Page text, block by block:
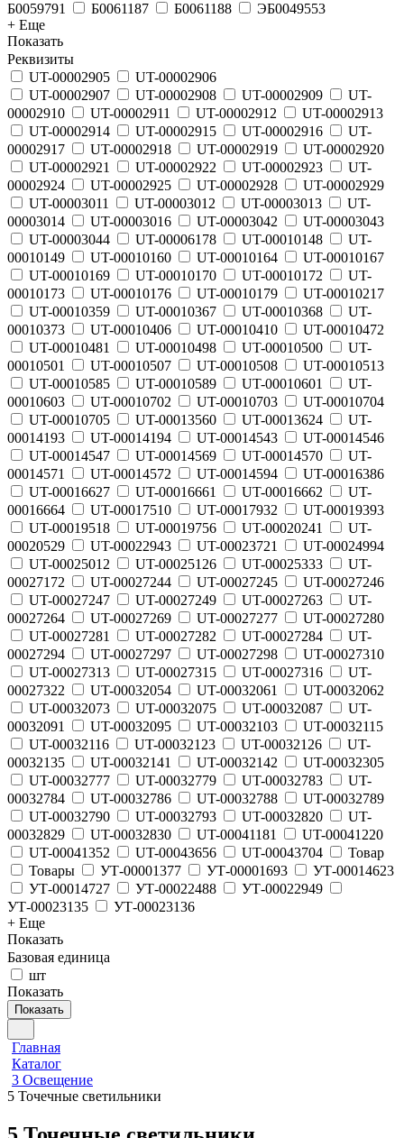
Б0059791
Б0061187 Б0061188
ЭБ0049553
+ Еще
Показать
Реквизиты
UT-00002905
UT-00002906
UT-00002907
UT-00002908 UT-00002909
UT-
00002910
UT-00002911 UT-00002912
UT-00002913
UT-00002914
UT-00002915 UT-00002916
UT-
00002917
UT-00002918 UT-00002919
UT-00002920
UT-00002921
UT-00002922 UT-00002923
UT-
00002924
UT-00002925 UT-00002928
UT-00002929
UT-00003011
UT-00003012 UT-00003013
UT-
00003014
UT-00003016 UT-00003042
UT-00003043
UT-00003044
UT-00006178 UT-00010148
UT-
00010149
UT-00010160 UT-00010164
UT-00010167
UT-00010169
UT-00010170 UT-00010172
UT-
00010173
UT-00010176 UT-00010179
UT-00010217
UT-00010359
UT-00010367 UT-00010368
UT-
00010373
UT-00010406 UT-00010410
UT-00010472
UT-00010481
UT-00010498 UT-00010500
UT-
00010501
UT-00010507 UT-00010508
UT-00010513
UT-00010585
UT-00010589 UT-00010601
UT-
00010603
UT-00010702 UT-00010703
UT-00010704
UT-00010705
UT-00013560 UT-00013624
UT-
00014193
UT-00014194 UT-00014543
UT-00014546
UT-00014547
UT-00014569 UT-00014570
UT-
00014571
UT-00014572 UT-00014594
UT-00016386
UT-00016627
UT-00016661 UT-00016662
UT-
00016664
UT-00017510 UT-00017932
UT-00019393
UT-00019518
UT-00019756 UT-00020241
UT-
00020529
UT-00022943 UT-00023721
UT-00024994
UT-00025012
UT-00025126 UT-00025333
UT-
00027172
UT-00027244 UT-00027245
UT-00027246
UT-00027247
UT-00027249 UT-00027263
UT-
00027264
UT-00027269 UT-00027277
UT-00027280
UT-00027281
UT-00027282 UT-00027284
UT-
00027294
UT-00027297 UT-00027298
UT-00027310
UT-00027313
UT-00027315 UT-00027316
UT-
00027322
UT-00032054 UT-00032061
UT-00032062
UT-00032073
UT-00032075 UT-00032087
UT-
00032091
UT-00032095 UT-00032103
UT-00032115
UT-00032116
UT-00032123 UT-00032126
UT-
00032135
UT-00032141 UT-00032142
UT-00032305
UT-00032777
UT-00032779 UT-00032783
UT-
00032784
UT-00032786 UT-00032788
UT-00032789
UT-00032790
UT-00032793 UT-00032820
UT-
00032829
UT-00032830 UT-00041181
UT-00041220
UT-00041352
UT-00043656 UT-00043704
Товар
Товары
УТ-00001377 УТ-00001693
УТ-00014623
УТ-00014727
УТ-00022488
УТ-00022949
УТ-00023135
УТ-00023136
+ Еще
Показать
Базовая единица
шт
Показать
Показать
Главная
Каталог
3 Освещение
5 Точечные светильники